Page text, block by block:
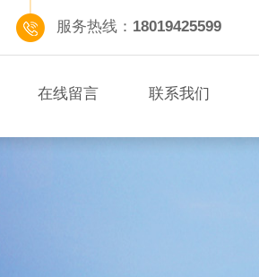
服务热线： 18019425599
在线留言 联系我们